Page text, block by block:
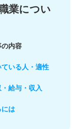
業につい
内容
ている人・適性
給与・収入
は